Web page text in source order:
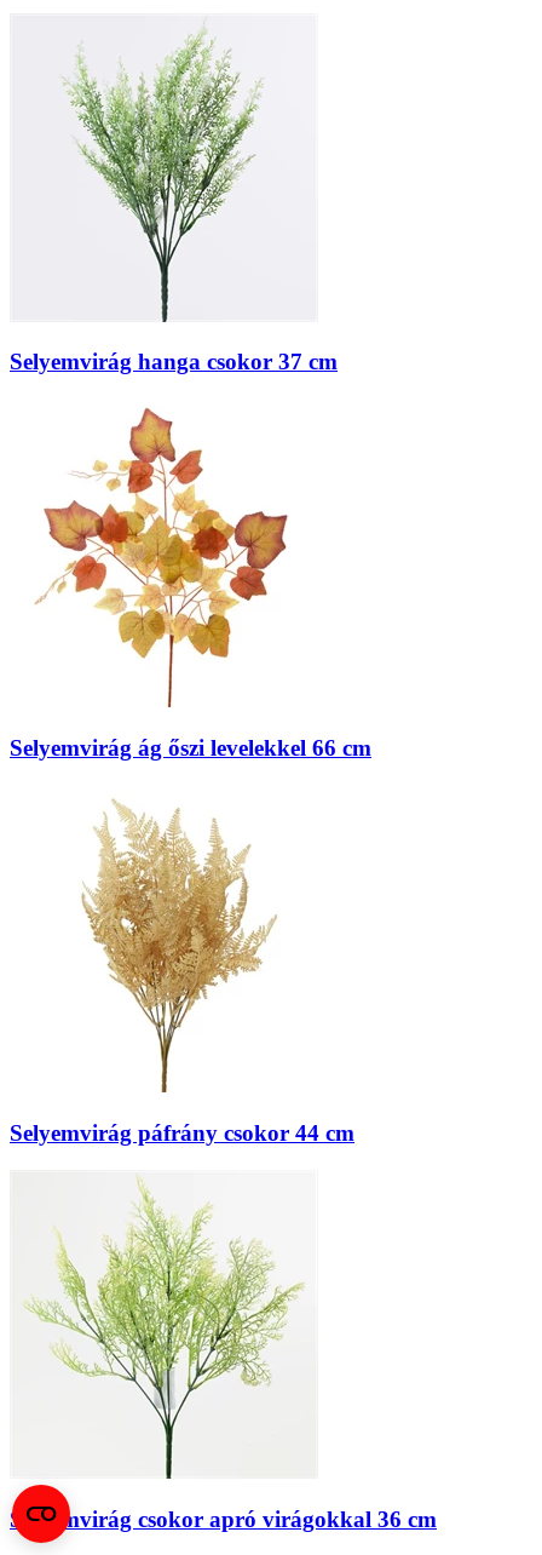
Selyemvirág hanga csokor 37 cm
Selyemvirág ág őszi levelekkel 66 cm
Selyemvirág páfrány csokor 44 cm
Selyemvirág csokor apró virágokkal 36 cm